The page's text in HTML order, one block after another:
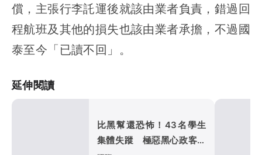
償，主張行李託運後就該由業者負責，錯過回
程航班及其他的損失也該由業者承擔，不過國
泰至今「已讀不回」。
延伸閱讀
比黑幫還恐怖！43名學生
集體失蹤 極惡黑心政客恐